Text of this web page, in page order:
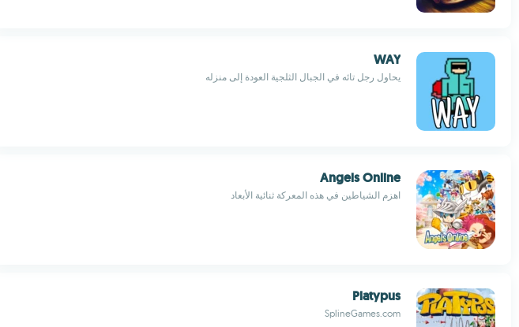
WAY
يحاول رجل تائه في الجبال الثلجية العودة إلى منزله
Angels Online
اهزم الشياطين في هذه المعركة ثنائية الأبعاد
Platypus
SplineGames.com